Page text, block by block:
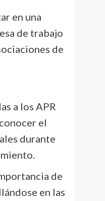
en una
de trabajo
de
a los APR
el
durante
de
en las